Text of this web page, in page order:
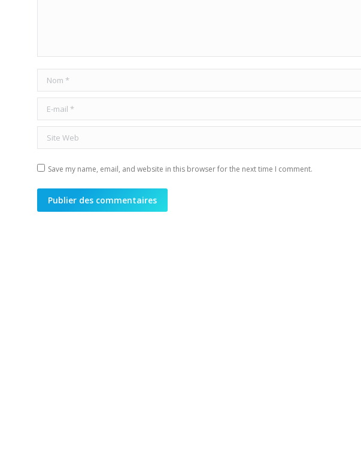
Nom *
E-mail *
Site Web
Save my name, email, and website in this browser for the next time I comment.
Publier des commentaires